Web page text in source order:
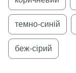
темно-синій
беж-сірий